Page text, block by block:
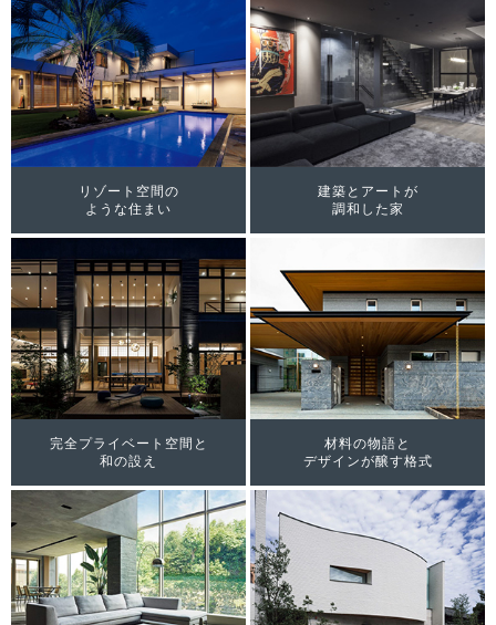
リゾート空間の
ような住まい
建築とアートが
調和した家
完全プライベート空間と
和の設え
材料の物語と
デザインが醸す格式